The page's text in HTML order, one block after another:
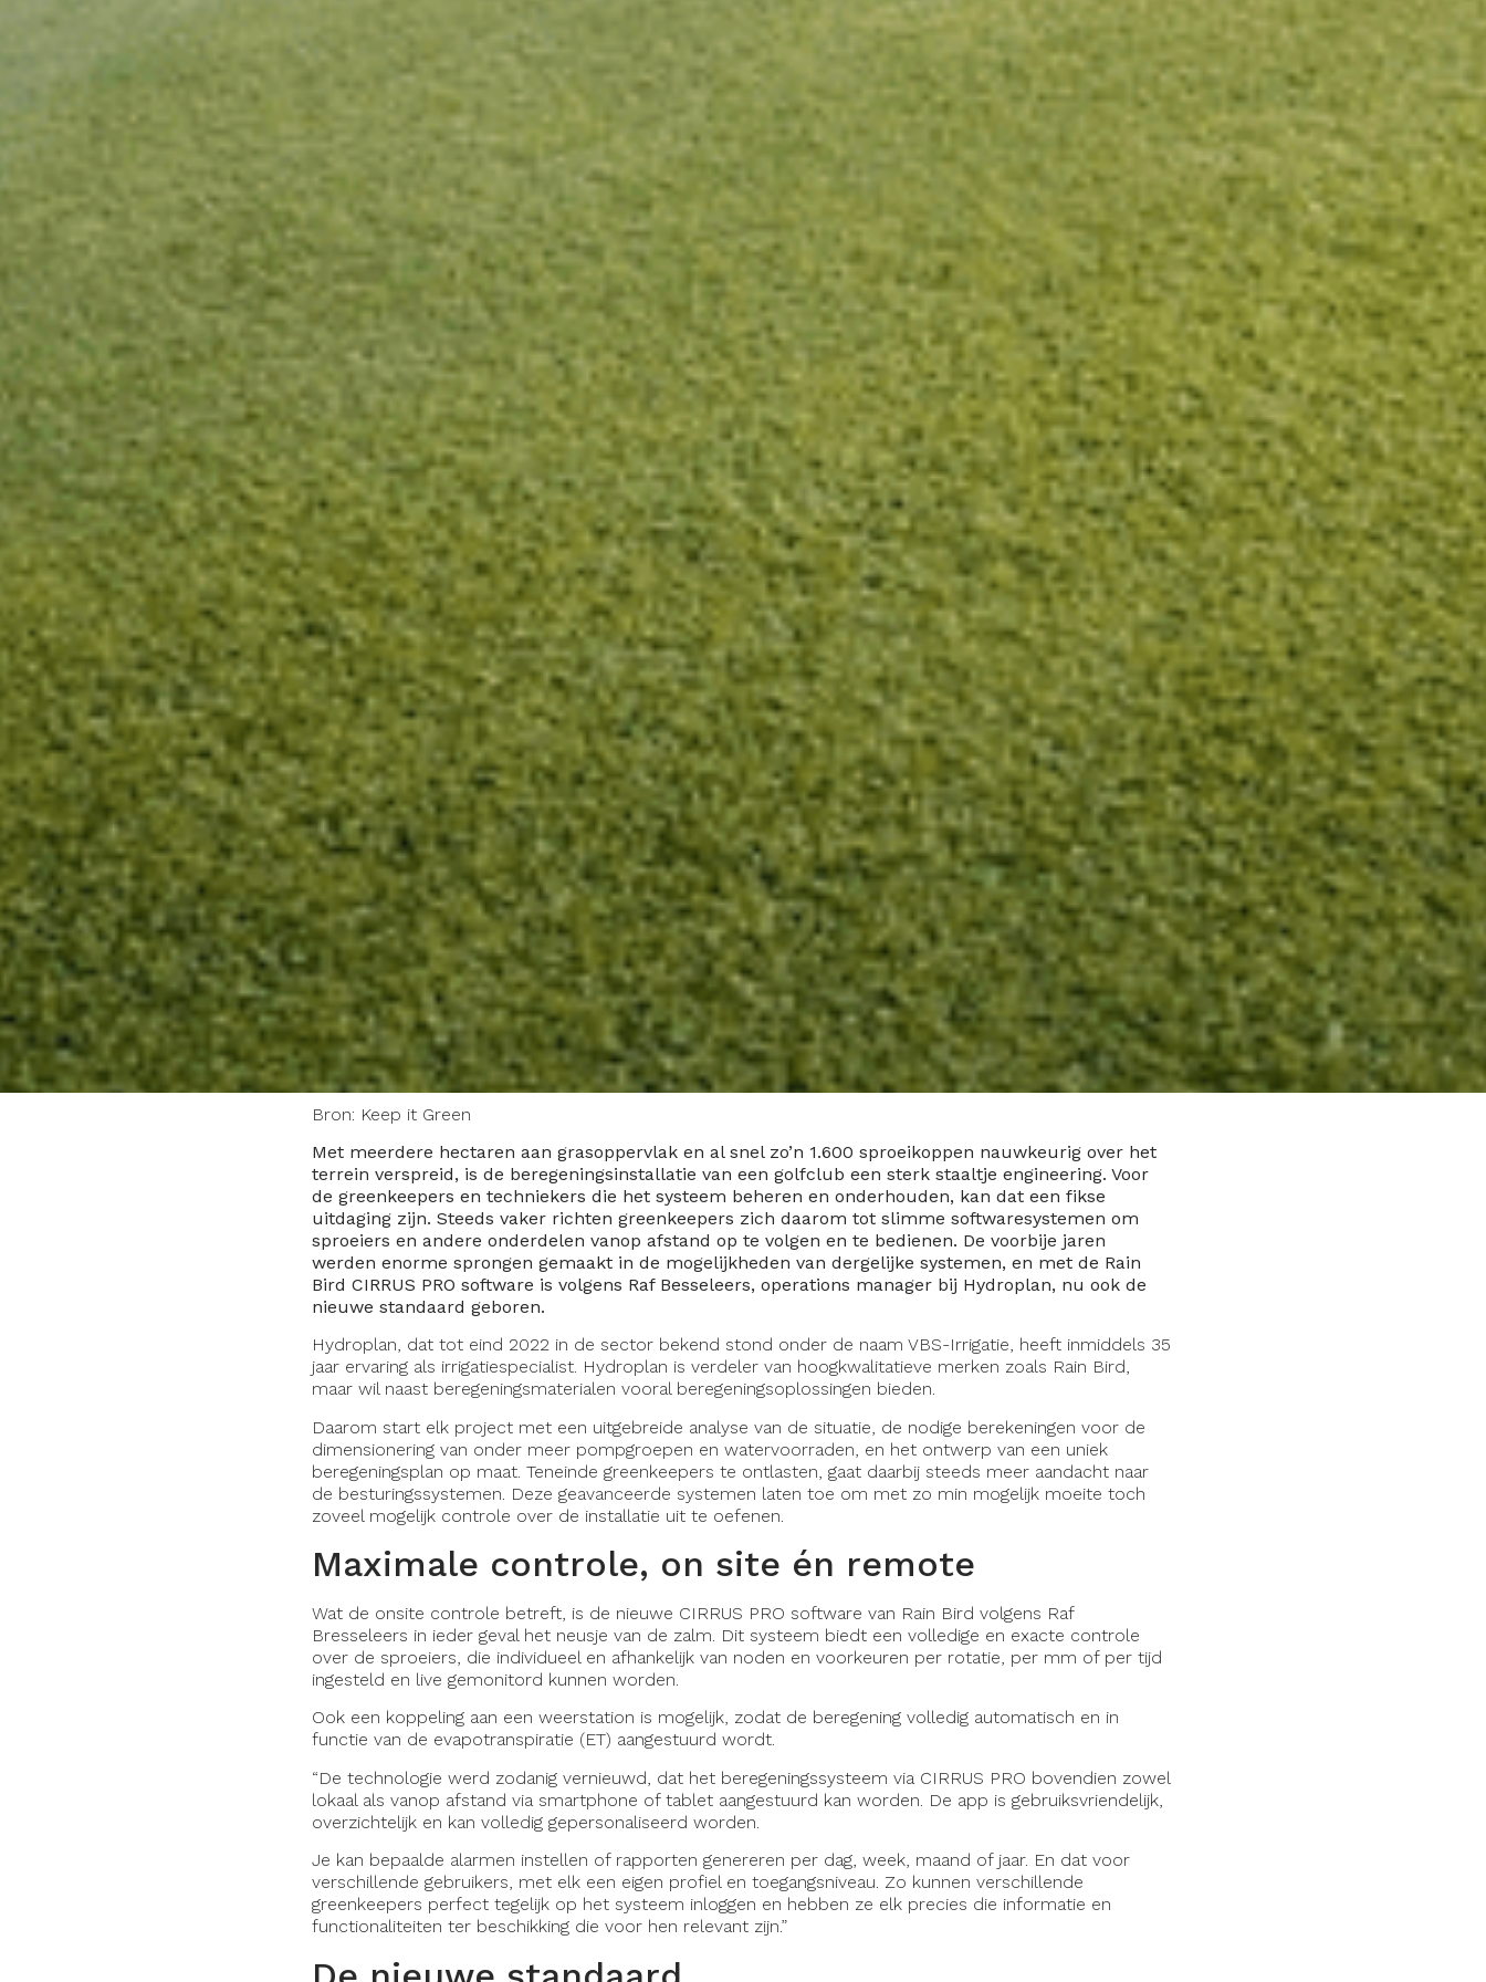
Bron: Keep it Green
Met meerdere hectaren aan grasoppervlak en al snel zo’n 1.600 sproeikoppen nauwkeurig over het
terrein verspreid, is de beregeningsinstallatie van een golfclub een sterk staaltje engineering. Voor
de greenkeepers en techniekers die het systeem beheren en onderhouden, kan dat een fikse
uitdaging zijn. Steeds vaker richten greenkeepers zich daarom tot slimme softwaresystemen om
sproeiers en andere onderdelen vanop afstand op te volgen en te bedienen. De voorbije jaren
werden enorme sprongen gemaakt in de mogelijkheden van dergelijke systemen, en met de Rain
Bird CIRRUS PRO software is volgens Raf Besseleers, operations manager bij Hydroplan, nu ook de
nieuwe standaard geboren.
Hydroplan, dat tot eind 2022 in de sector bekend stond onder de naam VBS-Irrigatie, heeft inmiddels 35
jaar ervaring als irrigatiespecialist. Hydroplan is verdeler van hoogkwalitatieve merken zoals Rain Bird,
maar wil naast beregeningsmaterialen vooral beregeningsoplossingen bieden.
Daarom start elk project met een uitgebreide analyse van de situatie, de nodige berekeningen voor de
dimensionering van onder meer pompgroepen en watervoorraden, en het ontwerp van een uniek
beregeningsplan op maat. Teneinde greenkeepers te ontlasten, gaat daarbij steeds meer aandacht naar
de besturingssystemen. Deze geavanceerde systemen laten toe om met zo min mogelijk moeite toch
zoveel mogelijk controle over de installatie uit te oefenen.
Maximale controle, on site én remote
Wat de onsite controle betreft, is de nieuwe CIRRUS PRO software van Rain Bird volgens Raf
Bresseleers in ieder geval het neusje van de zalm. Dit systeem biedt een volledige en exacte controle
over de sproeiers, die individueel en afhankelijk van noden en voorkeuren per rotatie, per mm of per tijd
ingesteld en live gemonitord kunnen worden.
Ook een koppeling aan een weerstation is mogelijk, zodat de beregening volledig automatisch en in
functie van de evapotranspiratie (ET) aangestuurd wordt.
“De technologie werd zodanig vernieuwd, dat het beregeningssysteem via CIRRUS PRO bovendien zowel
lokaal als vanop afstand via smartphone of tablet aangestuurd kan worden. De app is gebruiksvriendelijk,
overzichtelijk en kan volledig gepersonaliseerd worden.
Je kan bepaalde alarmen instellen of rapporten genereren per dag, week, maand of jaar. En dat voor
verschillende gebruikers, met elk een eigen profiel en toegangsniveau. Zo kunnen verschillende
greenkeepers perfect tegelijk op het systeem inloggen en hebben ze elk precies die informatie en
functionaliteiten ter beschikking die voor hen relevant zijn.”